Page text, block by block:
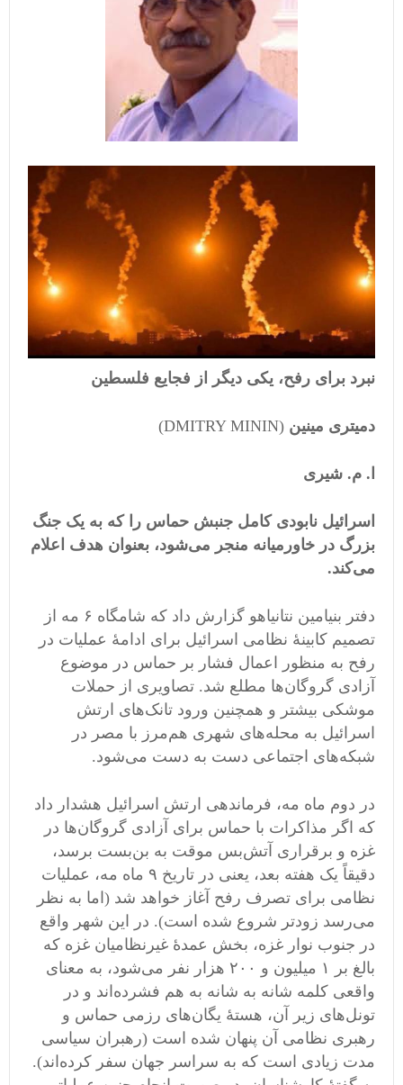
نبرد برای رفح، یکی دیگر از فجایع فلسطین
دمیتری مینین (DMITRY MININ)
ا. م. شیری
اسرائیل نابودی کامل جنبش حماس را که به یک جنگ
بزرگ در خاورمیانه منجر می‌شود، بعنوان هدف اعلام
می‌کند.
دفتر بنیامین نتانیاهو گزارش داد که شامگاه ۶ مه از
تصمیم کابینۀ نظامی اسرائیل برای ادامۀ عملیات در
رفح به منظور اعمال فشار بر حماس در موضوع
آزادی گروگان‌ها مطلع شد. تصاویری از حملات
موشکی بیشتر و همچنین ورود تانک‌های ارتش
اسرائیل به محله‌های شهری هم‌مرز با مصر در
شبکه‌های اجتماعی دست به دست می‌شود.
در دوم ماه مه، فرماندهی ارتش اسرائیل هشدار داد
که اگر مذاکرات با حماس برای آزادی گروگان‌ها در
غزه و برقراری آتش‌بس موقت به بن‌بست برسد،
دقیقاً یک هفته بعد، یعنی در تاریخ ٩ ماه مه، عملیات
نظامی برای تصرف رفح آغاز خواهد شد (اما به نظر
می‌رسد زودتر شروع شده است). در این شهر واقع
در جنوب نوار غزه، بخش عمدۀ غیرنظامیان غزه که
بالغ بر ١ میلیون و ٢٠٠ هزار نفر می‌شود، به معنای
واقعی کلمه شانه به شانه به هم فشرده‌اند و در
تونل‌های زیر آن، هستۀ یگان‌های رزمی حماس و
رهبری نظامی آن پنهان شده است (رهبران سیاسی
مدت زیادی است که به سراسر جهان سفر کرده‌اند).